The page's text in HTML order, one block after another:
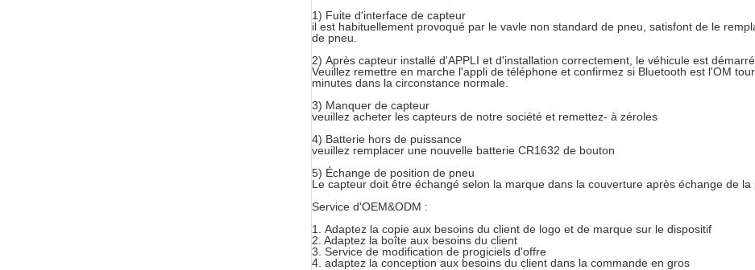
1) Fuite d'interface de capteur
il est habituellement provoqué par le vavle non standard de pneu, satisfont de le
de pneu.
2) Après capteur installé d'APPLI et d'installation correctement, le véhicule est
Veuillez remettre en marche l'appli de téléphone et confirmez si Bluetooth est l'OM
minutes dans la circonstance normale.
3) Manquer de capteur
veuillez acheter les capteurs de notre société et remettez- à zéroles
4) Batterie hors de puissance
veuillez remplacer une nouvelle batterie CR1632 de bouton
5) Échange de position de pneu
Le capteur doit être échangé selon la marque dans la couverture après échange de la
Service d'OEM&ODM :
1. Adaptez la copie aux besoins du client de logo et de marque sur le dispositif
2. Adaptez la boîte aux besoins du client
3. Service de modification de progiciels d'offre
4. adaptez la conception aux besoins du client dans la commande en gros